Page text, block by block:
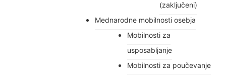
(zaključeni)
Mednarodne mobilnosti osebja
Mobilnosti za
usposabljanje
Mobilnosti za poučevanje